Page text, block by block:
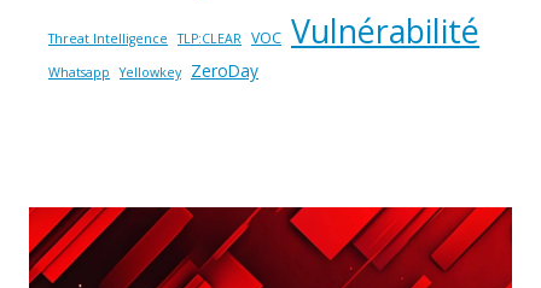
Threat Intelligence TLP:CLEAR VOC Vulnérabilité
Whatsapp Yellowkey ZeroDay